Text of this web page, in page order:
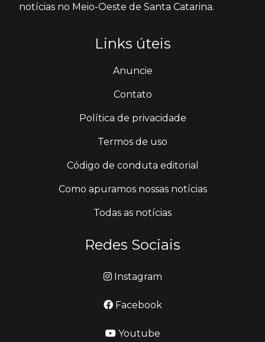
notícias no Meio-Oeste de Santa Catarina.
Links úteis
Anuncie
Contato
Política de privacidade
Termos de uso
Código de conduta editorial
Como apuramos nossas notícias
Todas as notícias
Redes Sociais
Instagram
Facebook
Youtube